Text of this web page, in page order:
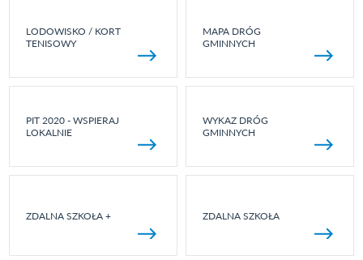
LODOWISKO / KORT
TENISOWY
MAPA DRÓG
GMINNYCH
PIT 2020 - WSPIERAJ
LOKALNIE
WYKAZ DRÓG
GMINNYCH
ZDALNA SZKOŁA + ZDALNA SZKOŁA